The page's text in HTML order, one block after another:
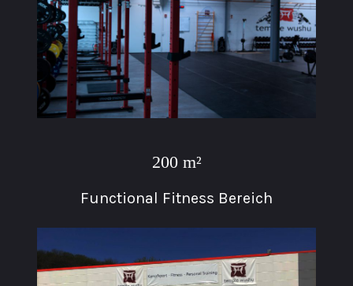
200 m²
Functional Fitness Bereich